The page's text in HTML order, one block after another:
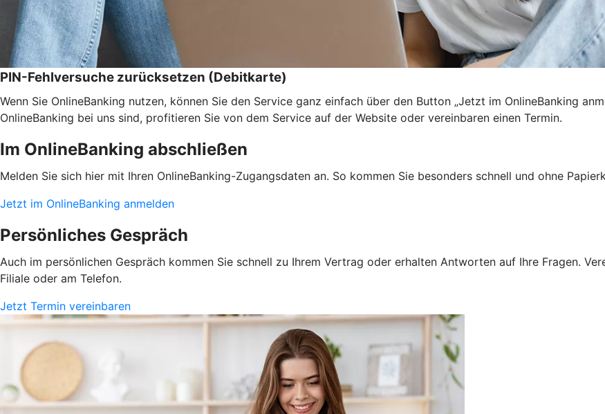
PIN-Fehlversuche zurücksetzen (Debitkarte)
Wenn Sie OnlineBanking nutzen, können Sie den Service ganz einfach über den Button „Jetzt im OnlineBanking
OnlineBanking bei uns sind, profitieren Sie von dem Service auf der Website oder vereinbaren einen Termin.
Im OnlineBanking abschließen
Melden Sie sich hier mit Ihren OnlineBanking-Zugangsdaten an. So kommen Sie besonders schnell und ohne
Jetzt im OnlineBanking anmelden
Persönliches Gespräch
Auch im persönlichen Gespräch kommen Sie schnell zu Ihrem Vertrag oder erhalten Antworten auf Ihre Fragen.
Filiale oder am Telefon.
Jetzt Termin vereinbaren